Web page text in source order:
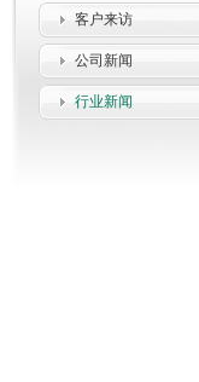
客户来访
公司新闻
行业新闻